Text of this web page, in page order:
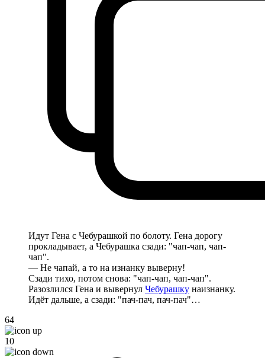
Идут Гена с Чебурашкой по болоту. Гена дорогу
прокладывает, а Чебурашка сзади: "чап-чап, чап-
чап".
— Не чапай, а то на изнанку выверну!
Сзади тихо, потом снова: "чап-чап, чап-чап".
Разозлился Гена и вывернул Чебурашку наизнанку.
Идёт дальше, а сзади: "пач-пач, пач-пач"…
64
10